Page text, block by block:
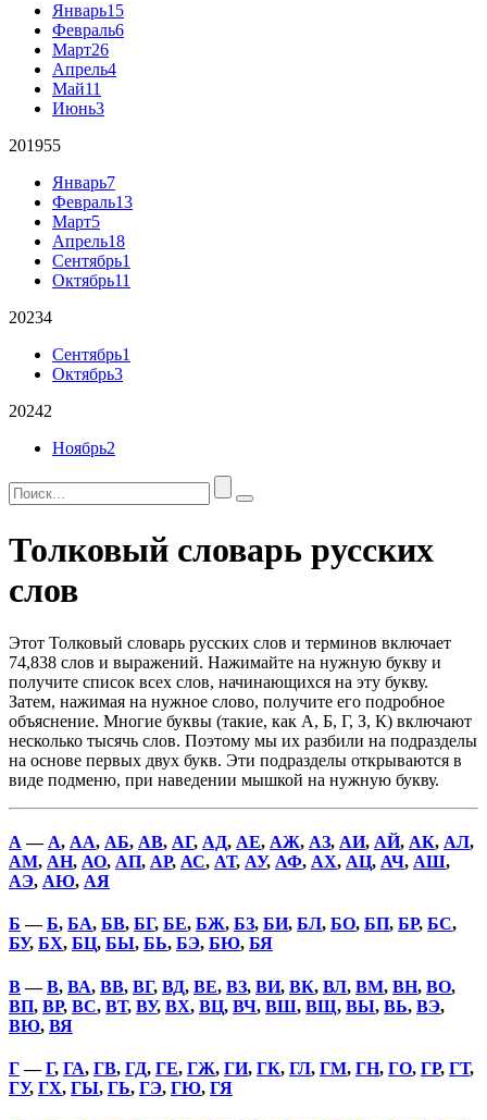
Январь15
Февраль6
Март26
Апрель4
Май11
Июнь3
201955
Январь7
Февраль13
Март5
Апрель18
Сентябрь1
Октябрь11
20234
Сентябрь1
Октябрь3
20242
Ноябрь2
Толковый словарь русских
слов
Этот Толковый словарь русских слов и терминов включает
74,838 слов и выражений. Нажимайте на нужную букву и
получите список всех слов, начинающихся на эту букву.
Затем, нажимая на нужное слово, получите его подробное
объяснение. Многие буквы (такие, как А, Б, Г, З, К) включают
несколько тысячь слов. Поэтому мы их разбили на подразделы
на основе первых двух букв. Эти подразделы открываются в
виде подменю, при наведении мышкой на нужную букву.
А — А, АА, АБ, АВ, АГ, АД, АЕ, АЖ, АЗ, АИ, АЙ, АК, АЛ,
АМ, АН, АО, АП, АР, АС, АТ, АУ, АФ, АХ, АЦ, АЧ, АШ,
АЭ, АЮ, АЯ
Б —Б, БА, БВ, БГ, БЕ, БЖ, БЗ, БИ, БЛ, БО, БП, БР, БС,
БУ, БХ, БЦ, БЫ, БЬ, БЭ, БЮ, БЯ
В—В, ВА, ВВ, ВГ, ВД, ВЕ, ВЗ, ВИ, ВК, ВЛ, ВМ, ВН, ВО,
ВП, ВР, ВС, ВТ, ВУ, ВХ, ВЦ, ВЧ, ВШ, ВЩ, ВЫ, ВЬ, ВЭ,
ВЮ, ВЯ
Г—Г, ГА, ГВ, ГД, ГЕ, ГЖ, ГИ, ГК, ГЛ, ГМ, ГН, ГО, ГР, ГТ,
ГУ, ГХ, ГЫ, ГЬ, ГЭ, ГЮ, ГЯ